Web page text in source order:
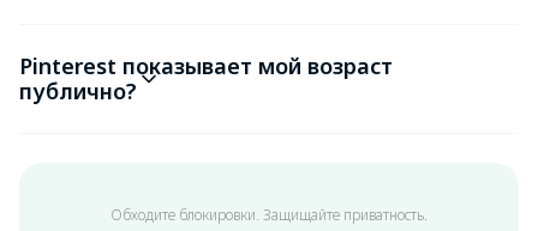
Pinterest показывает мой возраст
публично?
Обходите блокировки. Защищайте приватность.